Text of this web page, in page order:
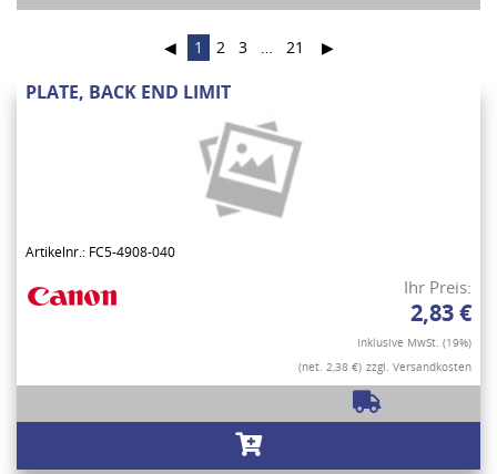
◀ 1 2 3 … 21 ▶
PLATE, BACK END LIMIT
Artikelnr.: FC5-4908-040
Ihr Preis:
2,83 €
Inklusive MwSt. (19%)
(net. 2,38 €) zzgl. Versandkosten